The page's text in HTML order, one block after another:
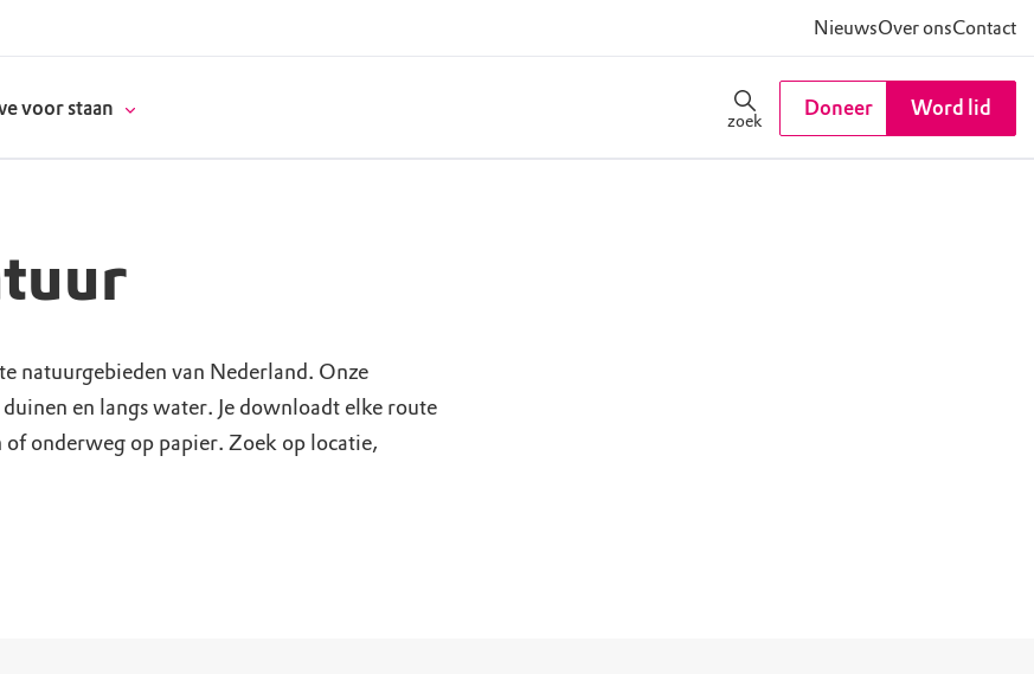
NieuwsOver onsContact
voor staan
zoek
Doneer Word lid
natuurgebieden van Nederland. Onze
en langs water. Je downloadt elke route
onderweg op papier. Zoek op locatie,